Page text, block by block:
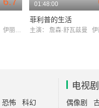
伊丽莎白·莫斯
01:48:00
菲利普的生活
主演： 詹森·舒瓦兹曼 伊丽
恐怖 科幻
电视剧
偶像剧